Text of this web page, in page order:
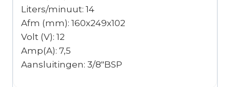
Liters/minuut: 14
Afm (mm): 160x249x102
Volt (V): 12
Amp(A): 7,5
Aansluitingen: 3/8″BSP